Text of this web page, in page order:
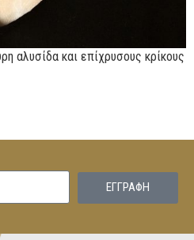
αλυσίδα και επίχρυσους κρίκους
EΓΓΡΑΦΗ